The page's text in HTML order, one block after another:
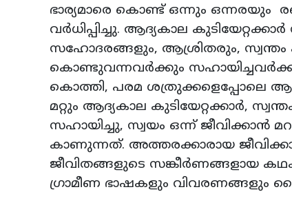
ഭാര്യമാരെ കൊണ്ട് ഒന്നും ഒന്നരയും
വര്‍ധിപ്പിച്ചു. ആദ്യകാല
സഹോദരങ്ങളും, ആശ്രിതരും, സ്വന്തം
കൊണ്ടുവന്നവര്‍ക്കും
കൊത്തി, പരമ ശത്രുക്കളെപ്പോലെ
മറ്റും ആദ്യകാല കുടിയേറ്റക്കാര്‍,
സഹായിച്ചു, സ്വയം ഒന്ന്
കാണുന്നത്. അത്തരക്കാരായ
ജീവിതങ്ങളുടെ സങ്കീര്‍ണങ്ങളായ
ഗ്രാമീണ ഭാഷകളും